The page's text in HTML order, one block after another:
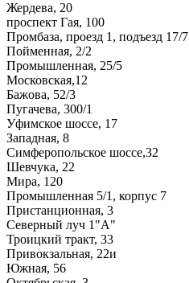
Жердева, 20
проспект Гая, 100
Промбаза, проезд 1, подъезд 17/7
Пойменная, 2/2
Промышленная, 25/5
Московская,12
Бажова, 52/3
Пугачева, 300/1
Уфимское шоссе, 17
Западная, 8
Симферопольское шоссе,32
Шевчука, 22
Мира, 120
Промышленная 5/1, корпус 7
Пристанционная, 3
Северный луч 1"А"
Троицкий тракт, 33
Привокзальная, 22и
Южная, 56